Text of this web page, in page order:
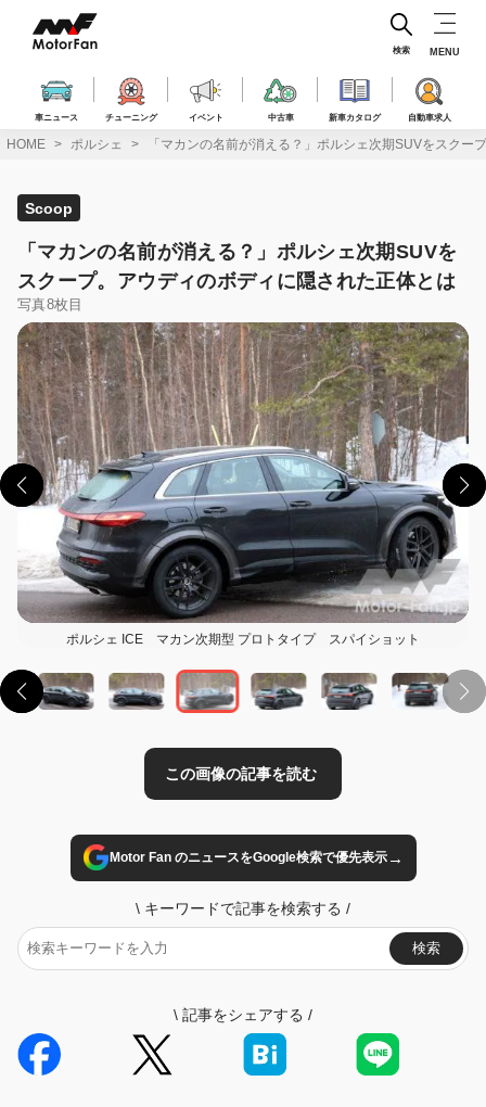
ス
車ニュース チューニング イベント 中古車 新車カタログ 自動車求人
検索 MENU
HOME ポルシェ 「マカンの名前が消える？」ポルシェ次期SUVをスクー
Scoop
「マカンの名前が消える？」ポルシェ次期SUVを
スクープ。アウディのボディに隠された正体とは
写真8枚目
ポルシェ ICE マカン次期型 プロトタイプ スパイショット
この画像の記事を読む
Motor Fan のニュースをGoogle検索で優先表示→
\ キーワードで記事を検索する /
検索
\ 記事をシェアする /